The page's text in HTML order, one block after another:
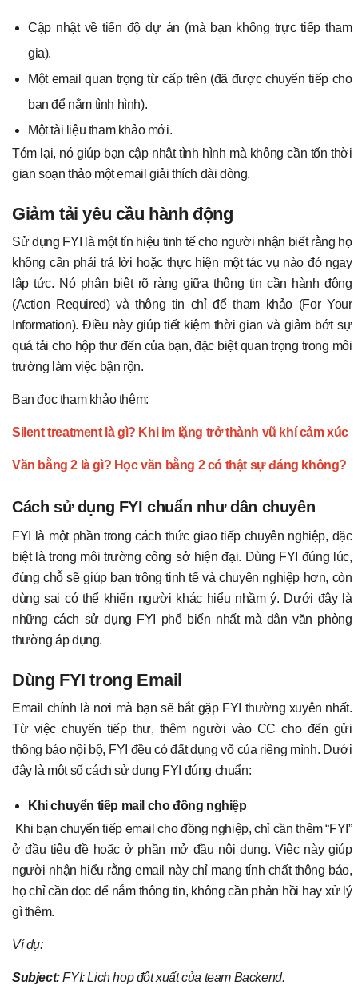
Cập nhật về tiến độ dự án (mà bạn không trực tiếp tham
gia).
Một email quan trọng từ cấp trên (đã được chuyển tiếp cho
bạn để nắm tình hình).
Một tài liệu tham khảo mới.
Tóm lại, nó giúp bạn cập nhật tình hình mà không cần tốn thời
gian soạn thảo một email giải thích dài dòng.
Giảm tải yêu cầu hành động
Sử dụng FYI là một tín hiệu tinh tế cho người nhận biết rằng họ
không cần phải trả lời hoặc thực hiện một tác vụ nào đó ngay
lập tức. Nó phân biệt rõ ràng giữa thông tin cần hành động
(Action Required) và thông tin chỉ để tham khảo (For Your
Information). Điều này giúp tiết kiệm thời gian và giảm bớt sự
quá tải cho hộp thư đến của bạn, đặc biệt quan trọng trong môi
trường làm việc bận rộn.
Bạn đọc tham khảo thêm:
Silent treatment là gì? Khi im lặng trở thành vũ khí cảm xúc
Văn bằng 2 là gì? Học văn bằng 2 có thật sự đáng không?
Cách sử dụng FYI chuẩn như dân chuyên
FYI là một phần trong cách thức giao tiếp chuyên nghiệp, đặc
biệt là trong môi trường công sở hiện đại. Dùng FYI đúng lúc,
đúng chỗ sẽ giúp bạn trông tinh tế và chuyên nghiệp hơn, còn
dùng sai có thể khiến người khác hiểu nhầm ý. Dưới đây là
những cách sử dụng FYI phổ biến nhất mà dân văn phòng
thường áp dụng.
Dùng FYI trong Email
Email chính là nơi mà bạn sẽ bắt gặp FYI thường xuyên nhất.
Từ việc chuyển tiếp thư, thêm người vào CC cho đến gửi
thông báo nội bộ, FYI đều có đất dụng võ của riêng mình. Dưới
đây là một số cách sử dụng FYI đúng chuẩn:
Khi chuyển tiếp mail cho đồng nghiệp
Khi bạn chuyển tiếp email cho đồng nghiệp, chỉ cần thêm “FYI”
ở đầu tiêu đề hoặc ở phần mở đầu nội dung. Việc này giúp
người nhận hiểu rằng email này chỉ mang tính chất thông báo,
họ chỉ cần đọc để nắm thông tin, không cần phản hồi hay xử lý
gì thêm.
Ví dụ:
Subject:FYI: Lịch họp đột xuất của team Backend.